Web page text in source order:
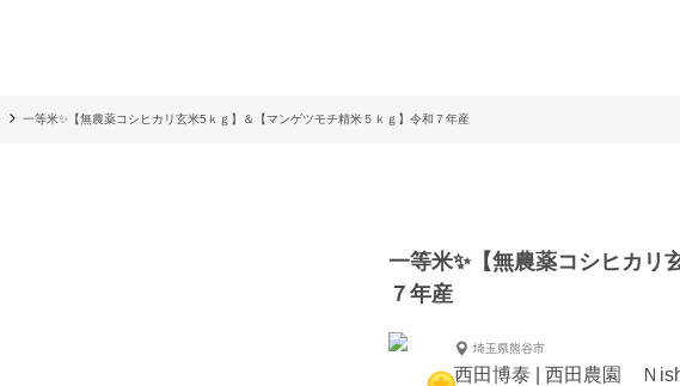
一等米✨【無農薬コシヒカリ玄米5ｋｇ】＆【マンゲツモチ精米５ｋｇ】令和７年産
一等米✨【無農薬コシヒカリ
７年産
埼玉県熊谷市
西田博泰 | 西田農園 Ｎ